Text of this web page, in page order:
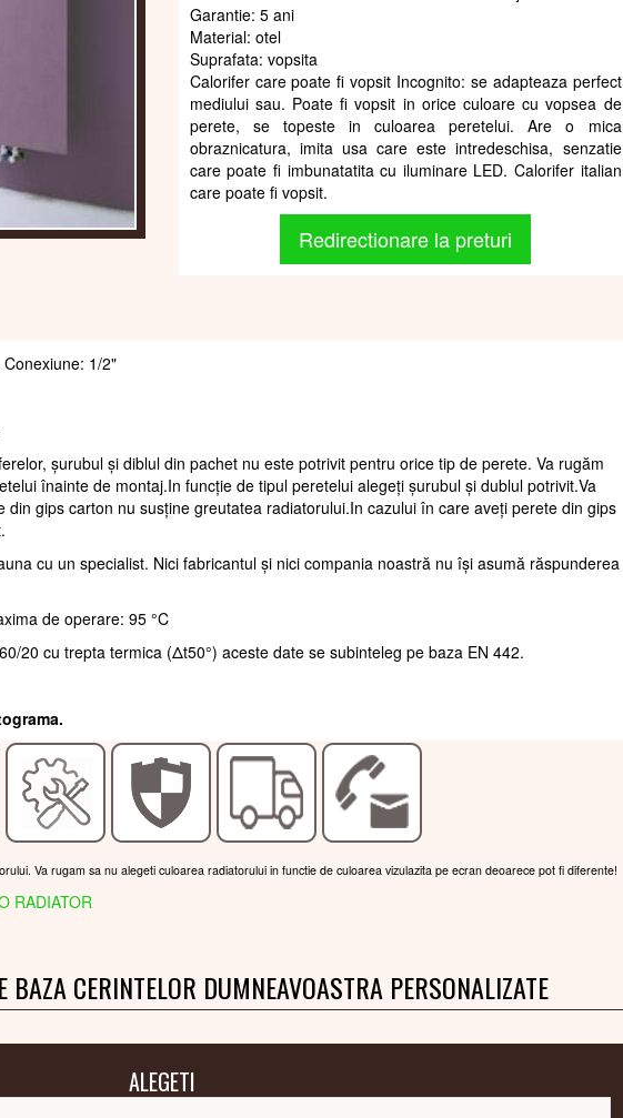
Garantie: 5 ani
Material: otel
Suprafata: vopsita
Calorifer care poate fi vopsit Incognito: se adapteaza perfect
mediului sau. Poate fi vopsit in orice culoare cu vopsea de
perete, se topeste in culoarea peretelui. Are o mica
obraznicatura, imita usa care este intredeschisa, senzatie
care poate fi imbunatatita cu iluminare LED. Calorifer italian
care poate fi vopsit.
Redirectionare la preturi
1/2"
șurubul și diblul din pachet nu este potrivit pentru orice tip de perete. Va rugăm
înainte de montaj.In funcție de tipul peretelui alegeți șurubul și dublul potrivit.Va
gips carton nu susține greutatea radiatorului.In cazului în care aveți perete din gips
cu un specialist. Nici fabricantul și nici compania noastră nu își asumă răspunderea
de operare: 95 °C
20 cu trepta termica (Δt50°) aceste date se subinteleg pe baza EN 442.
Va rugam sa nu alegeti culoarea radiatorului in functie de culoarea vizulazita pe ecran deoarece pot fi diferente!
RADIATOR
BAZA CERINTELOR DUMNEAVOASTRA PERSONALIZATE
ALEGETI